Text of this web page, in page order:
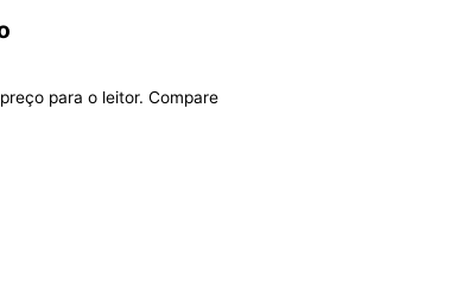
para o leitor. Compare